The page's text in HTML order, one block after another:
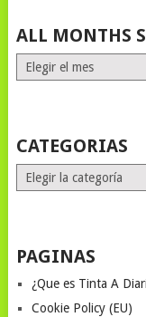
ALL MONTHS
ALL
MONTHS
CATEGORIAS
Categorias
PAGINAS
¿Que es Tinta A
Cookie Policy (EU)